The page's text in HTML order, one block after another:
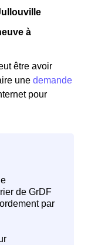
à
être avoir
une demande
pour